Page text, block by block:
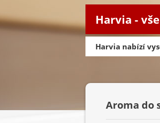
Harvia -
Harvia nabízí
Aroma do